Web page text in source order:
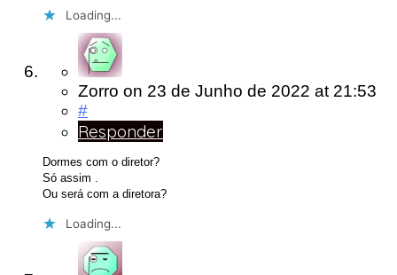
Loading...
Zorro on 23 de Junho de 2022 at 21:53
#
Responder
Dormes com o diretor?
Só assim .
Ou será com a diretora?
Loading...